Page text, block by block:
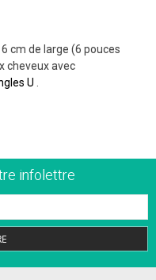
cm de large (6 pouces
cheveux avec
U
infolettre